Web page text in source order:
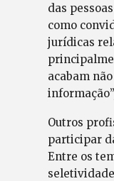
das
como
jurídicas
acabam
Outros
participar
Entre os